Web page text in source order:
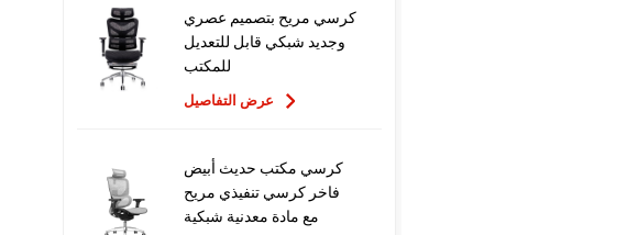
كرسي مريح بتصميم عصري
وجديد شبكي قابل للتعديل
للمكتب
كرسي مكتب حديث أبيض
فاخر كرسي تنفيذي مريح
مع مادة معدنية شبكية